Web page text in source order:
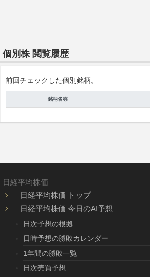
個別株 閲覧履歴
前回チェックした個別銘柄。
銘柄名称
日経平均株価
日経平均株価 トップ
日経平均株価 今日のAI予想
日次予想の根拠
日時予想の勝敗カレンダー
1年間の勝敗一覧
日次売買予想